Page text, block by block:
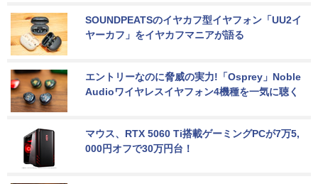
SOUNDPEATSのイヤカフ型イヤフォン「UU2イ
ヤーカフ」をイヤカフマニアが語る
エントリーなのに脅威の実力!「Osprey」Noble
Audioワイヤレスイヤフォン4機種を一気に聴く
マウス、RTX 5060 Ti搭載ゲーミングPCが7万5,
000円オフで30万円台！